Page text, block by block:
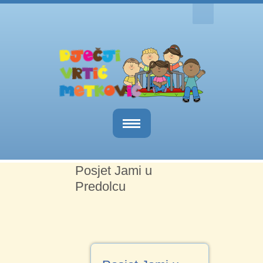
O nama
Posjet Jami u
Predolcu